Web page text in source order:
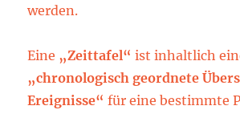
werden.
Eine „Zeittafel“ist inhaltlich
„chronologisch geordnete
Ereignisse“ für eine bestimmte